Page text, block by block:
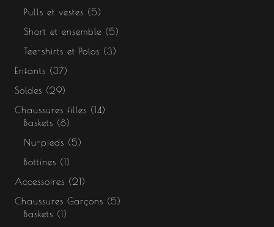
Pulls et vestes
5
Short et ensemble
5
Tee-shirts et Polos
3
Enfants
37
Soldes
29
Chaussures filles
14
Baskets
8
Nu-pieds
5
Bottines
1
Accessoires
21
Chaussures Garçons
5
Baskets
1